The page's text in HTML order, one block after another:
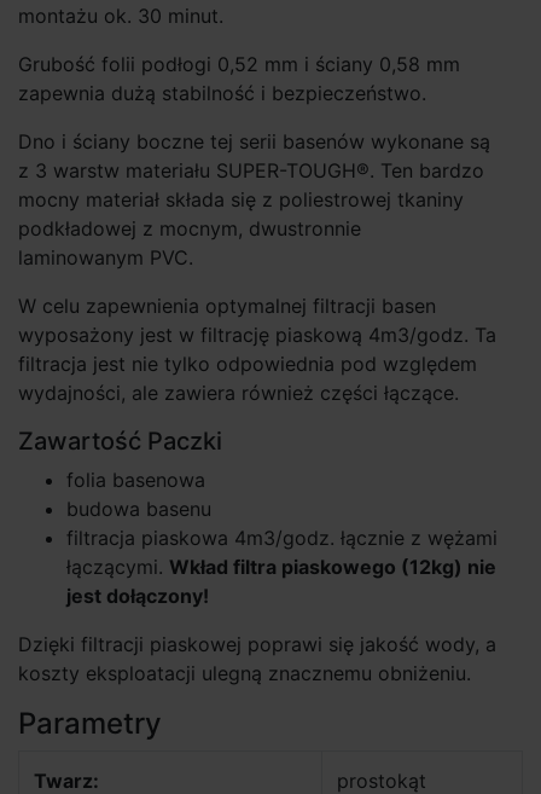
montażu ok. 30 minut.
Grubość folii podłogi 0,52 mm i ściany 0,58 mm
zapewnia dużą stabilność i bezpieczeństwo.
Dno i ściany boczne tej serii basenów wykonane są
z 3 warstw materiału SUPER-TOUGH®. Ten bardzo
mocny materiał składa się z poliestrowej tkaniny
podkładowej z mocnym, dwustronnie
laminowanym PVC.
W celu zapewnienia optymalnej filtracji basen
wyposażony jest w filtrację piaskową 4m3/godz. Ta
filtracja jest nie tylko odpowiednia pod względem
wydajności, ale zawiera również części łączące.
Zawartość Paczki
folia basenowa
budowa basenu
filtracja piaskowa 4m3/godz. łącznie z wężami
łączącymi. Wkład filtra piaskowego (12kg) nie
jest dołączony!
Dzięki filtracji piaskowej poprawi się jakość wody, a
koszty eksploatacji ulegną znacznemu obniżeniu.
Parametry
Twarz: prostokąt